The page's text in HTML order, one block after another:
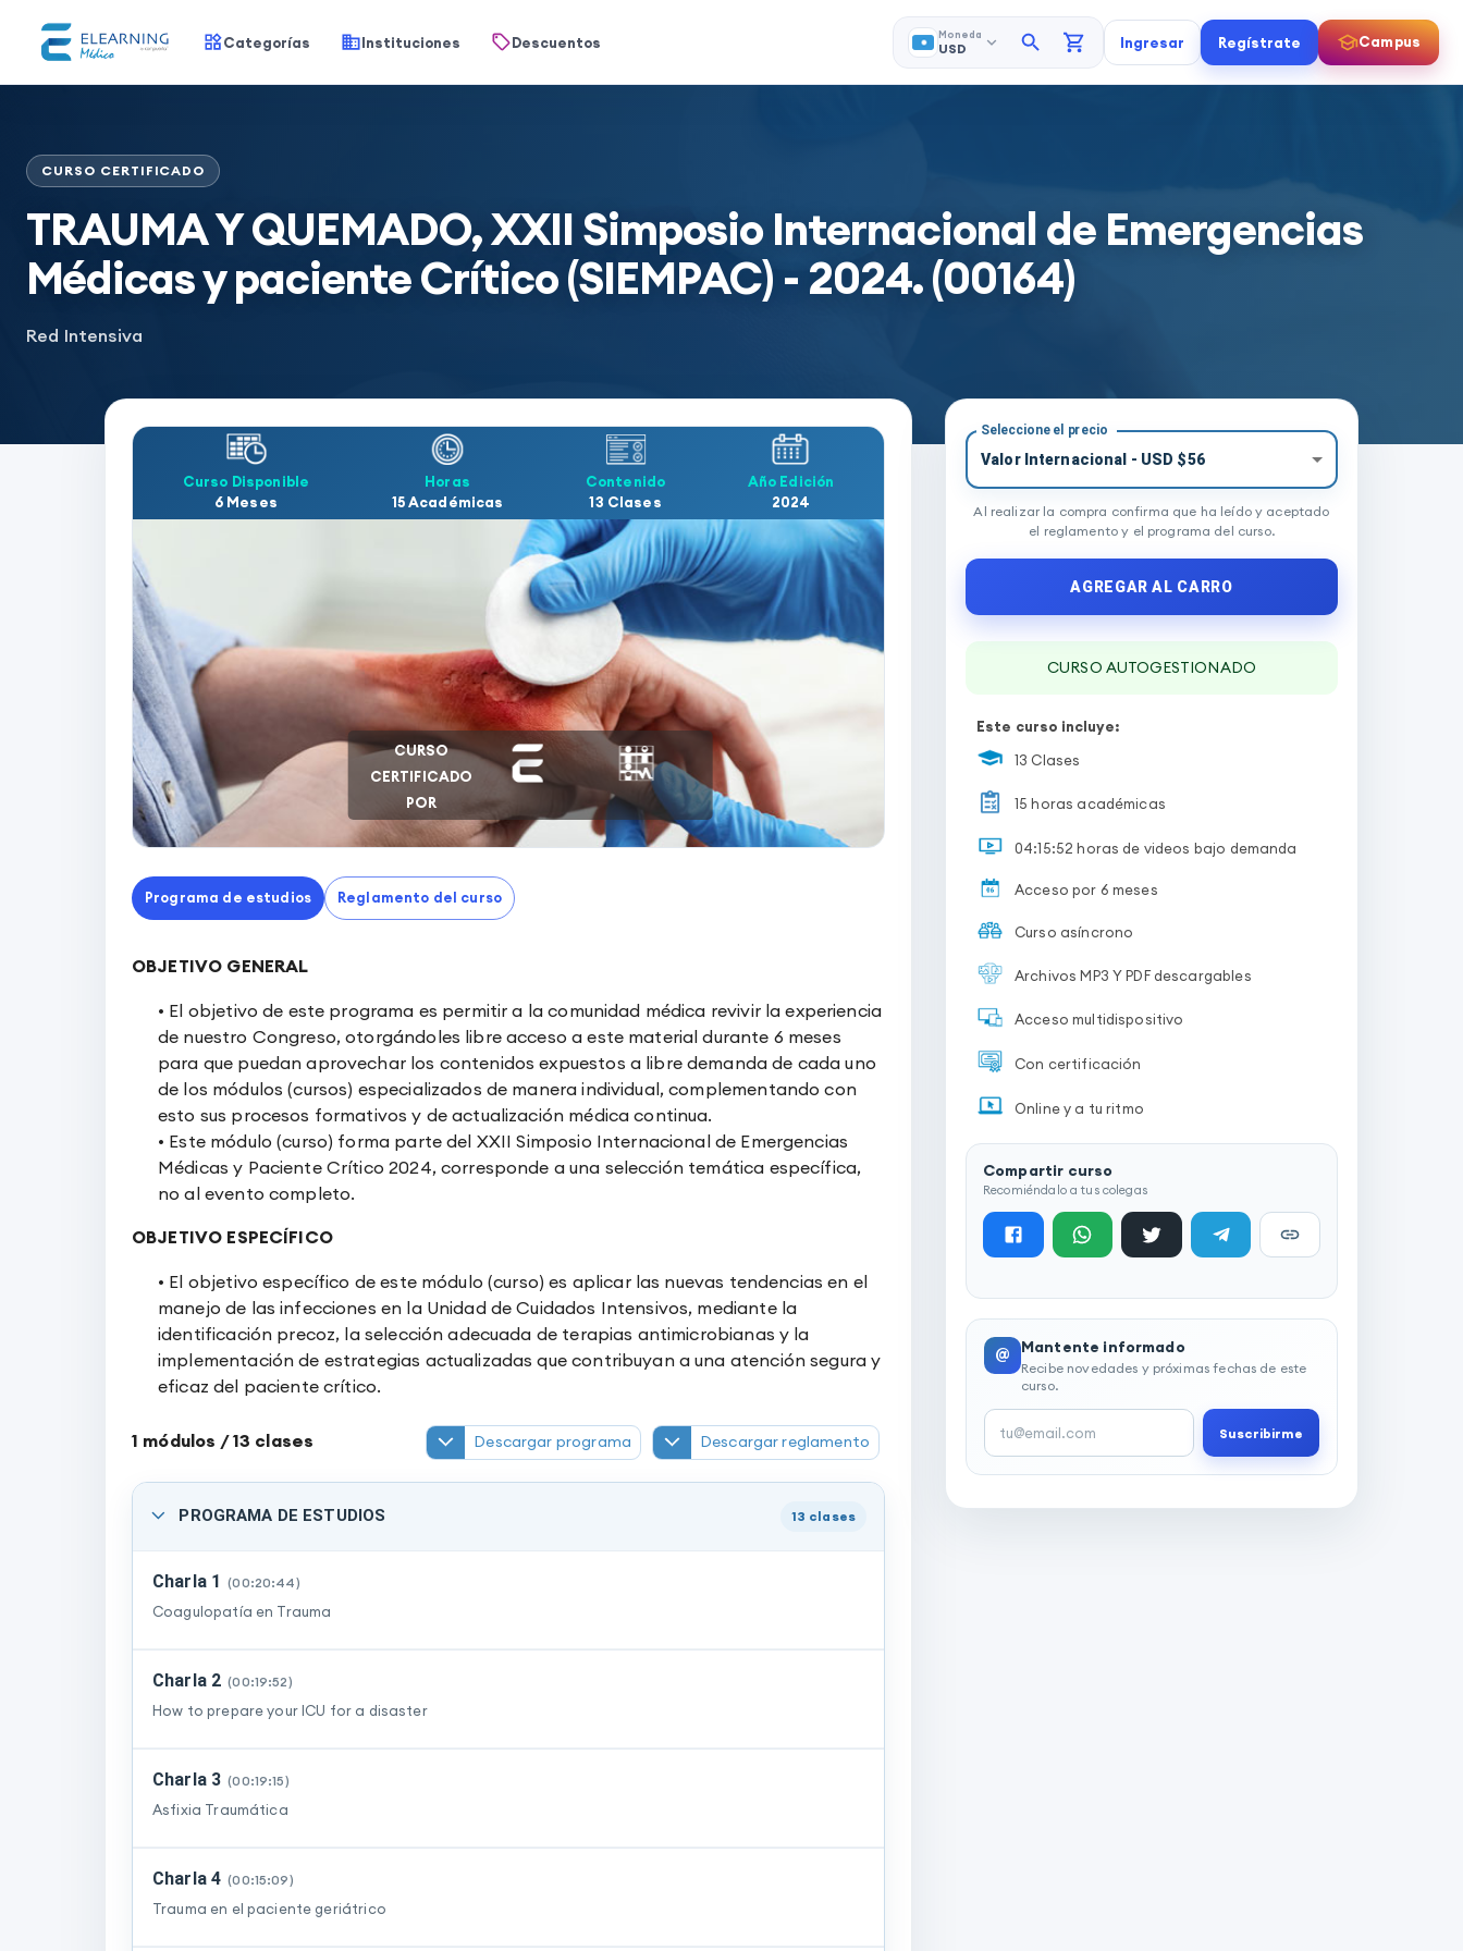
Categorías Instituciones Descuentos Moneda
USD Ingresar Regístrate Campus
CURSO CERTIFICADO
TRAUMA Y QUEMADO, XXII Simposio Internacional de Emergencias
Médicas y paciente Crítico (SIEMPAC) - 2024. (00164)
Red Intensiva
Curso Disponible
6 Meses
Horas
15 Académicas
Contenido
13 Clases
Año Edición
2024
CURSO
CERTIFICADO
POR
Programa de estudios Reglamento del curso
OBJETIVO GENERAL
• El objetivo de este programa es permitir a la comunidad médica revivir la experiencia
de nuestro Congreso, otorgándoles libre acceso a este material durante 6 meses
para que puedan aprovechar los contenidos expuestos a libre demanda de cada uno
de los módulos (cursos) especializados de manera individual, complementando con
esto sus procesos formativos y de actualización médica continua.
• Este módulo (curso) forma parte del XXII Simposio Internacional de Emergencias
Médicas y Paciente Crítico 2024, corresponde a una selección temática específica,
no al evento completo.
OBJETIVO ESPECÍFICO
• El objetivo específico de este módulo (curso) es aplicar las nuevas tendencias en el
manejo de las infecciones en la Unidad de Cuidados Intensivos, mediante la
identificación precoz, la selección adecuada de terapias antimicrobianas y la
implementación de estrategias actualizadas que contribuyan a una atención segura y
eficaz del paciente crítico.
1 módulos /13 clases Descargar programa Descargar reglamento
PROGRAMA DE ESTUDIOS 13 clases
Charla 1 (00:20:44)
Coagulopatía en Trauma
Charla 2 (00:19:52)
How to prepare your ICU for a disaster
Charla 3 (00:19:15)
Asfixia Traumática
Charla 4 (00:15:09)
Trauma en el paciente geriátrico
Seleccione el precio
Valor Internacional - USD $56
Al realizar la compra confirma que ha leído y aceptado
el reglamento y el programa del curso.
AGREGAR AL CARRO
CURSO AUTOGESTIONADO
Este curso incluye:
13 Clases
15 horas académicas
04:15:52 horas de videos bajo demanda
Acceso por 6 meses
Curso asíncrono
Archivos MP3 Y PDF descargables
Acceso multidispositivo
Con certificación
Online y a tu ritmo
Compartir curso
Recomiéndalo a tus colegas
@ Mantente informado
Recibe novedades y próximas fechas de este
curso.
Suscribirme